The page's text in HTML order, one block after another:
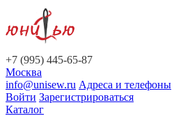
+7 (995) 445-65-87
Москва
info@unisew.ru Адреса и телефоны
Войти Зарегистрироваться
Каталог